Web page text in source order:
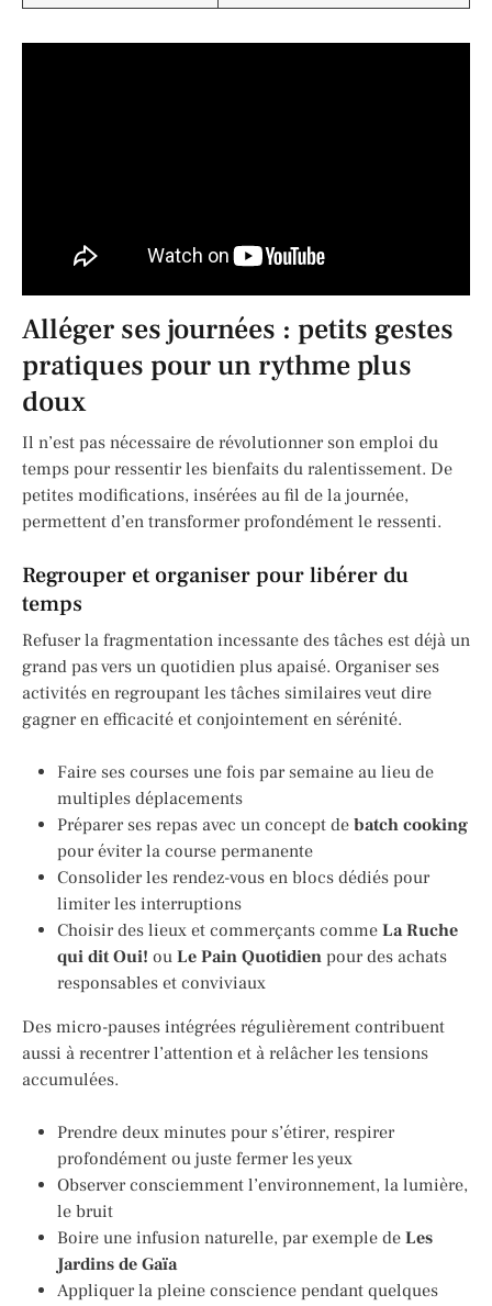
Alléger ses journées : petits gestes
pratiques pour un rythme plus
doux
Il n’est pas nécessaire de révolutionner son emploi du
temps pour ressentir les bienfaits du ralentissement. De
petites modifications, insérées au fil de la journée,
permettent d’en transformer profondément le ressenti.
Regrouper et organiser pour libérer du
temps
Refuser la fragmentation incessante des tâches est déjà un
grand pas vers un quotidien plus apaisé. Organiser ses
activités en regroupant les tâches similaires veut dire
gagner en efficacité et conjointement en sérénité.
Faire ses courses une fois par semaine au lieu de
multiples déplacements
Préparer ses repas avec un concept de batch cooking
pour éviter la course permanente
Consolider les rendez-vous en blocs dédiés pour
limiter les interruptions
Choisir des lieux et commerçants comme La Ruche
qui dit Oui! ou Le Pain Quotidien pour des achats
responsables et conviviaux
Des micro-pauses intégrées régulièrement contribuent
aussi à recentrer l’attention et à relâcher les tensions
accumulées.
Prendre deux minutes pour s’étirer, respirer
profondément ou juste fermer les yeux
Observer consciemment l’environnement, la lumière,
le bruit
Boire une infusion naturelle, par exemple de Les
Jardins de Gaïa
Appliquer la pleine conscience pendant quelques